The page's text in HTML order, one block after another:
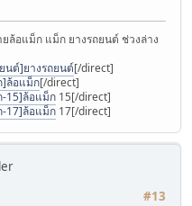
ล้อแม็ก แม็ก ยางรถยนต์ ช่วงล่าง
นต์]ยางรถยนต์[/direct]
]ล้อแม็ก[/direct]
15]ล้อแม็ก 15[/direct]
17]ล้อแม็ก 17[/direct]
#13